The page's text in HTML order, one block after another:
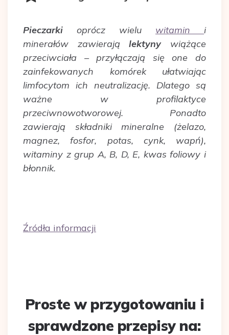
Pieczarki oprócz wielu witamin i
minerałów zawierająlektynywiążące
przeciwciała – przyłączają się one do
zainfekowanych komórek ułatwiając
limfocytom ich neutralizację. Dlatego są
ważne w profilaktyce
przeciwnowotworowej. Ponadto
zawierają składniki mineralne (żelazo,
magnez, fosfor, potas, cynk, wapń),
witaminy z grup A, B, D, E, kwas foliowy i
błonnik.
Źródła informacji
Proste w przygotowaniu i
sprawdzone przepisy na: